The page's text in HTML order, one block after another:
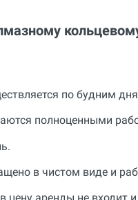
по будним
полноценными
в чистом виде и